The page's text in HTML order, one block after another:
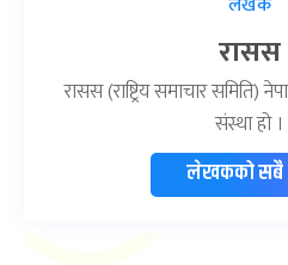
रासस
रासस (राष्ट्रिय समाचार समिति)
संस्था हो ।
लेखकको सबै